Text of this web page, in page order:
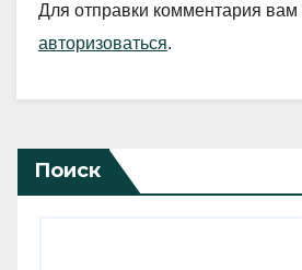
Для отправки комментария
авторизоваться.
Поиск